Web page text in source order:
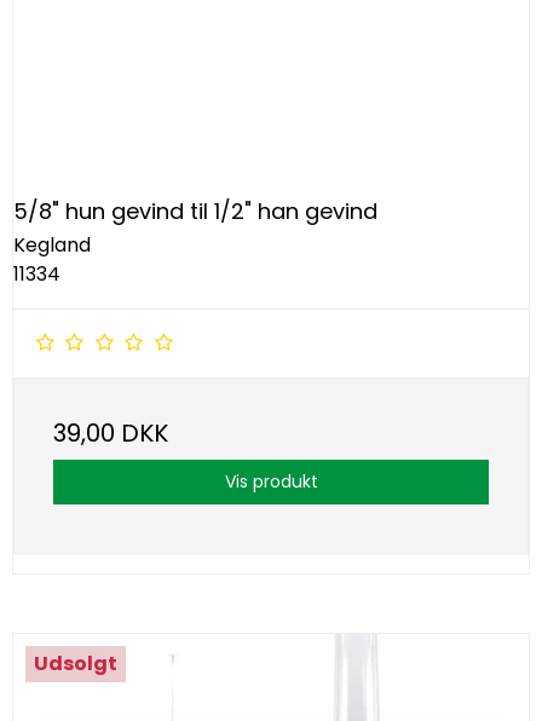
5/8" hun gevind til 1/2" han gevind
Kegland
11334
39,00 DKK
Vis produkt
Udsolgt